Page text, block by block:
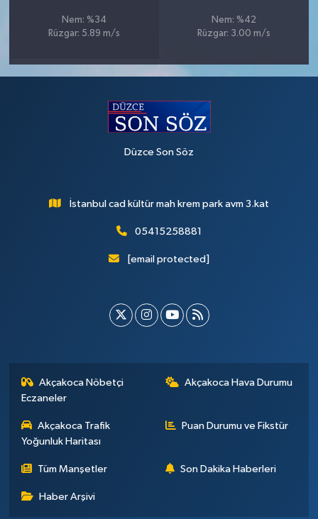
Nem: %34
Rüzgar: 5.89 m/s
Nem: %42
Rüzgar: 3.00 m/s
Düzce Son Söz
İstanbul cad kültür mah krem park avm 3.kat
05415258881
[email protected]
Akçakoca Nöbetçi
Eczaneler
Akçakoca Hava Durumu
Akçakoca Trafik
Yoğunluk Haritası
Puan Durumu ve Fikstür
Tüm Manşetler Son Dakika Haberleri
Haber Arşivi